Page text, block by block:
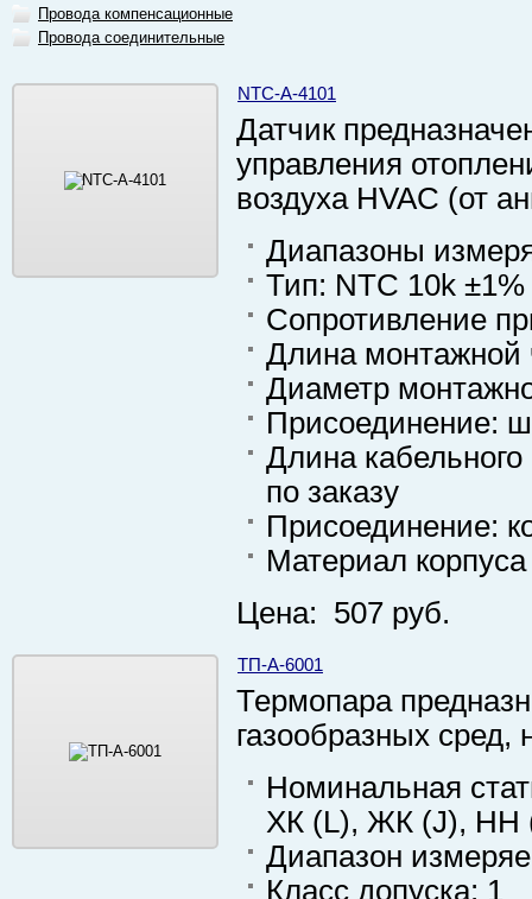
Провода компенсационные
Провода соединительные
NTC-A-4101
Датчик
управления
воздуха HVAC (от
Диапазоны
Тип: NTC 10k
Сопротивление
Длина монтажной
Диаметр
Присоединение:
Длина
по заказу
Присоединение:
Материал
Цена: 507 руб.
ТП-А-6001
Термопара
газообразных сред,
Номинальная
ХК (L), ЖК (J), НН
Диапазон
Класс допуска: 1